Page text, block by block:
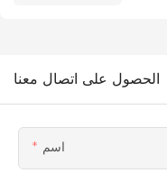
الحصول على اتصال معنا
اسم